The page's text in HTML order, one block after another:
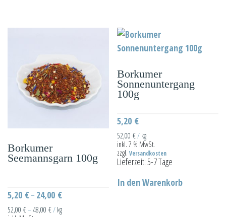
Die
können
auf
Borkumer
Seemannsgarn 100g
5,20 €– 24,00 €
52,00 €–48,00 €/ kg
Borkumer
Sonnenuntergang
100g
5,20 €
52,00€/ kg
inkl. 7 % MwSt.
zzgl.Versandkosten
Lieferzeit:5-7 Tage
In den Warenkorb